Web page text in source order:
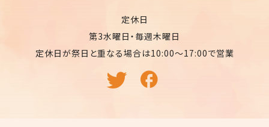
定休日
第3水曜日・毎週木曜日
定休日が祭日と重なる場合は10:00〜17:00で営業